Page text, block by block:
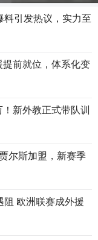
引发热议，实力至
前就位，体系化变
新外教正式带队训
尔斯加盟，新赛季
欧洲联赛成外援